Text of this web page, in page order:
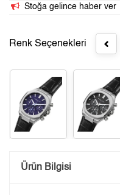
Stoğa gelince haber ver
Renk Seçenekleri
Saatini
Ürün Bilgisi